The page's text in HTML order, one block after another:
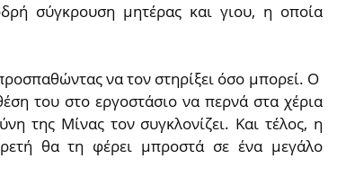
σύγκρουση μητέρας και γιου, η οποία
να τον στηρίξει όσο μπορεί. Ο
του στο εργοστάσιο να περνά στα χέρια
της Μίνας τον συγκλονίζει. Και τέλος, η
θα τη φέρει μπροστά σε ένα μεγάλο